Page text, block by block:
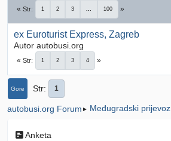
Str 1 2 3 ... 100
ex Euroturist Express, Zagreb
Autor autobusi.org
Str 1 2 3 4
Gore Str 1
autobusi.org Forum ► Međugradski prijevoz
Anketa